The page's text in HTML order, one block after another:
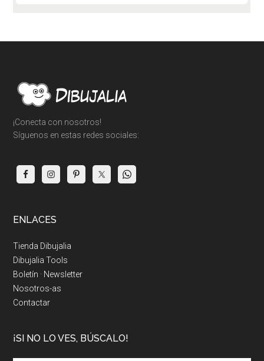
Footer
¡Conecta con nosotros!
Síguenos en estas redes sociales:
ENLACES
Tienda Dibujalia
Dibujalia Tools
Boletín · Newsletter
Nosotros-as
Contactar
¡SI NO LO VES, BÚSCALO!